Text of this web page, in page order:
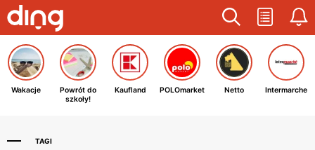
Wakacje
Powrót do
szkoły!
Kaufland POLOmarket Netto Intermarche
TAGI